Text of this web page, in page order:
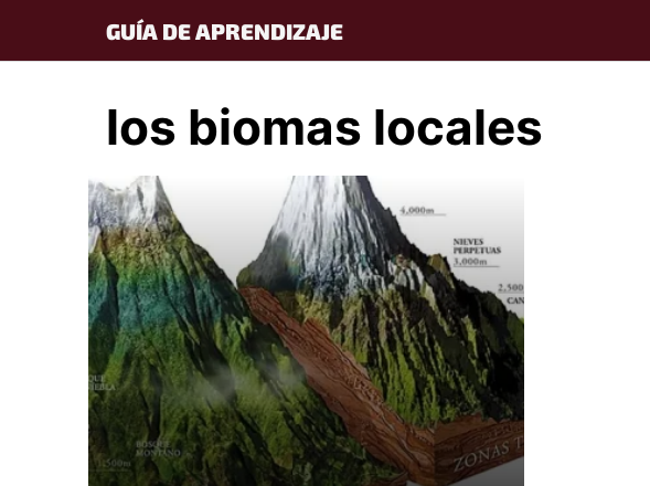
content
GUÍA DE APRENDIZAJE
los biomas locales